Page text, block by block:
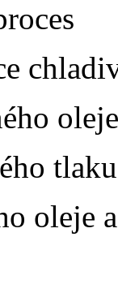
oleje
tlaku
oleje